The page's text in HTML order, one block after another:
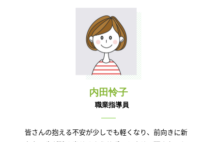
内田怜子
職業指導員
皆さんの抱える不安が少しでも軽くなり、前向きに新